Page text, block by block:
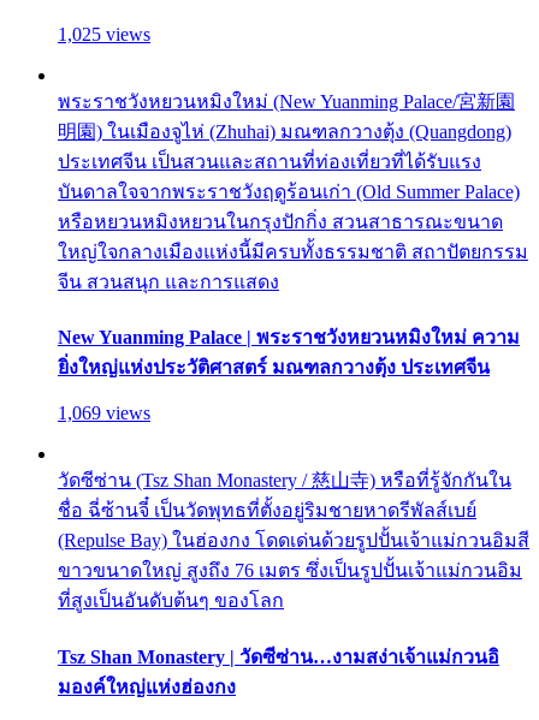
1,025 views
พระราชวังหยวนหมิงใหม่ (New Yuanming Palace/宮新園
明園) ในเมืองจูไห่ (Zhuhai) มณฑลกวางตุ้ง (Quangdong)
ประเทศจีน เป็นสวนและสถานที่ท่องเที่ยวที่ได้รับแรง
บันดาลใจจากพระราชวังฤดูร้อนเก่า (Old Summer Palace)
หรือหยวนหมิงหยวนในกรุงปักกิ่ง สวนสาธารณะขนาด
ใหญ่ใจกลางเมืองแห่งนี้มีครบทั้งธรรมชาติ สถาปัตยกรรม
จีน สวนสนุก และการแสดง
New Yuanming Palace | พระราชวังหยวนหมิงใหม่ ความ
ยิ่งใหญ่แห่งประวัติศาสตร์ มณฑลกวางตุ้ง ประเทศจีน
1,069 views
วัดซีซ่าน (Tsz Shan Monastery / 慈山寺) หรือที่รู้จักกันใน
ชื่อ ฉี่ซ้านจี๋ เป็นวัดพุทธที่ตั้งอยู่ริมชายหาดรีพัลส์เบย์
(Repulse Bay) ในฮ่องกง โดดเด่นด้วยรูปปั้นเจ้าแม่กวนอิมสี
ขาวขนาดใหญ่ สูงถึง 76 เมตร ซึ่งเป็นรูปปั้นเจ้าแม่กวนอิม
ที่สูงเป็นอันดับต้นๆ ของโลก
Tsz Shan Monastery | วัดซีซ่าน…งามสง่าเจ้าแม่กวนอิ
มองค์ใหญ่แห่งฮ่องกง